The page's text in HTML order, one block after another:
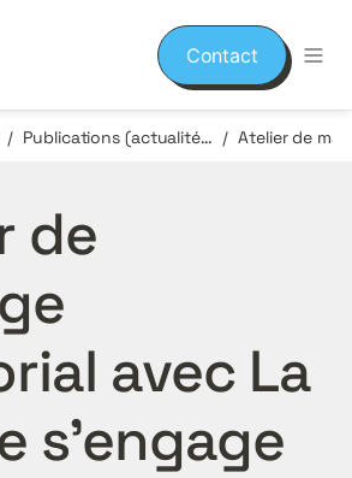
Contact
/ Publications (actualités et événements) /
de
avec La
s’engage